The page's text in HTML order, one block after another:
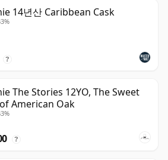
14년산 Caribbean Cask
?
The Stories 12YO, The Sweet
American Oak
?